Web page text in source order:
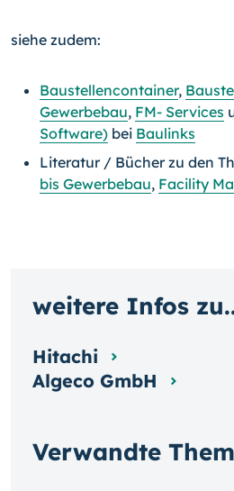
siehe zudem:
Baustellencontainer,
Gewerbebau, FM- Services
Software) bei Baulinks
Literatur / Bücher zu den
bis Gewerbebau, Facility
Verwandte
weitere Infos
Hitachi
Algeco GmbH